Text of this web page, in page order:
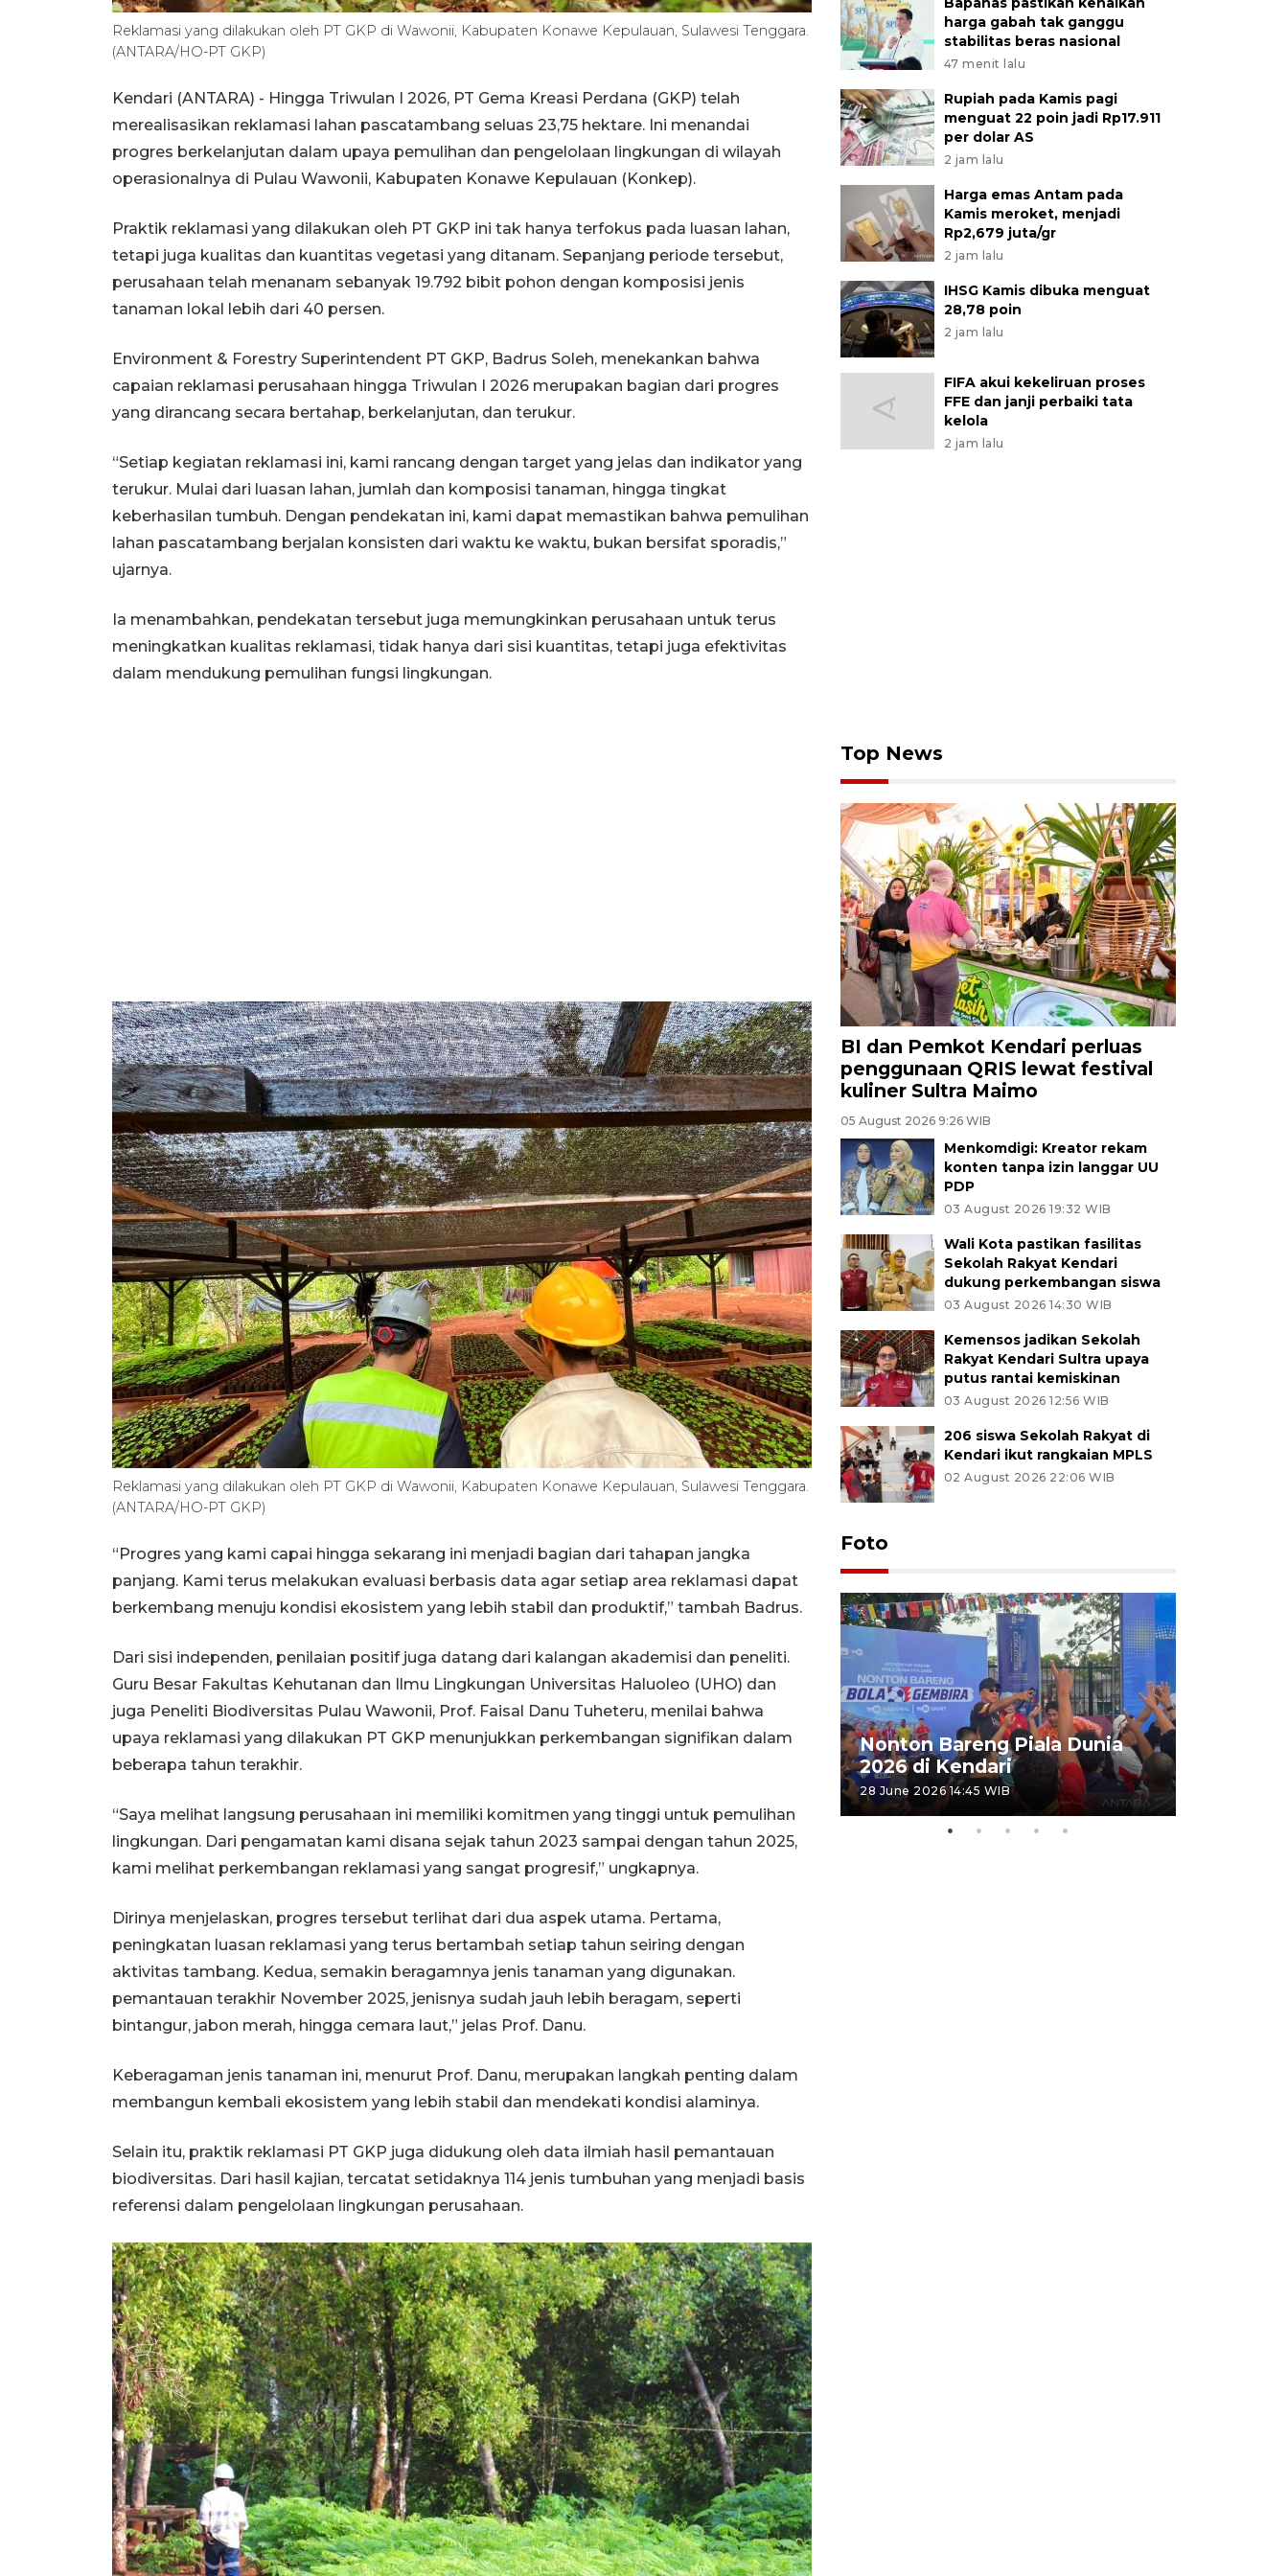
Reklamasi yang dilakukan oleh PT GKP di Wawonii, Kabupaten Konawe Kepulauan, Sulawesi Tenggara.
(ANTARA/HO-PT GKP)
Kendari (ANTARA) - Hingga Triwulan I 2026, PT Gema Kreasi Perdana (GKP) telah
merealisasikan reklamasi lahan pascatambang seluas 23,75 hektare. Ini menandai
progres berkelanjutan dalam upaya pemulihan dan pengelolaan lingkungan di wilayah
operasionalnya di Pulau Wawonii, Kabupaten Konawe Kepulauan (Konkep).
Praktik reklamasi yang dilakukan oleh PT GKP ini tak hanya terfokus pada luasan lahan,
tetapi juga kualitas dan kuantitas vegetasi yang ditanam. Sepanjang periode tersebut,
perusahaan telah menanam sebanyak 19.792 bibit pohon dengan komposisi jenis
tanaman lokal lebih dari 40 persen.
Environment & Forestry Superintendent PT GKP, Badrus Soleh, menekankan bahwa
capaian reklamasi perusahaan hingga Triwulan I 2026 merupakan bagian dari progres
yang dirancang secara bertahap, berkelanjutan, dan terukur.
“Setiap kegiatan reklamasi ini, kami rancang dengan target yang jelas dan indikator yang
terukur. Mulai dari luasan lahan, jumlah dan komposisi tanaman, hingga tingkat
keberhasilan tumbuh. Dengan pendekatan ini, kami dapat memastikan bahwa pemulihan
lahan pascatambang berjalan konsisten dari waktu ke waktu, bukan bersifat sporadis,”
ujarnya.
Ia menambahkan, pendekatan tersebut juga memungkinkan perusahaan untuk terus
meningkatkan kualitas reklamasi, tidak hanya dari sisi kuantitas, tetapi juga efektivitas
dalam mendukung pemulihan fungsi lingkungan.
Reklamasi yang dilakukan oleh PT GKP di Wawonii, Kabupaten Konawe Kepulauan, Sulawesi Tenggara.
(ANTARA/HO-PT GKP)
“Progres yang kami capai hingga sekarang ini menjadi bagian dari tahapan jangka
panjang. Kami terus melakukan evaluasi berbasis data agar setiap area reklamasi dapat
berkembang menuju kondisi ekosistem yang lebih stabil dan produktif,” tambah Badrus.
Dari sisi independen, penilaian positif juga datang dari kalangan akademisi dan peneliti.
Guru Besar Fakultas Kehutanan dan Ilmu Lingkungan Universitas Haluoleo (UHO) dan
juga Peneliti Biodiversitas Pulau Wawonii, Prof. Faisal Danu Tuheteru, menilai bahwa
upaya reklamasi yang dilakukan PT GKP menunjukkan perkembangan signifikan dalam
beberapa tahun terakhir.
“Saya melihat langsung perusahaan ini memiliki komitmen yang tinggi untuk pemulihan
lingkungan. Dari pengamatan kami disana sejak tahun 2023 sampai dengan tahun 2025,
kami melihat perkembangan reklamasi yang sangat progresif,” ungkapnya.
Dirinya menjelaskan, progres tersebut terlihat dari dua aspek utama. Pertama,
peningkatan luasan reklamasi yang terus bertambah setiap tahun seiring dengan
aktivitas tambang. Kedua, semakin beragamnya jenis tanaman yang digunakan.
pemantauan terakhir November 2025, jenisnya sudah jauh lebih beragam, seperti
bintangur, jabon merah, hingga cemara laut,” jelas Prof. Danu.
Keberagaman jenis tanaman ini, menurut Prof. Danu, merupakan langkah penting dalam
membangun kembali ekosistem yang lebih stabil dan mendekati kondisi alaminya.
Selain itu, praktik reklamasi PT GKP juga didukung oleh data ilmiah hasil pemantauan
biodiversitas. Dari hasil kajian, tercatat setidaknya 114 jenis tumbuhan yang menjadi basis
referensi dalam pengelolaan lingkungan perusahaan.
harga gabah tak ganggu
stabilitas beras nasional
47 menit lalu
Rupiah pada Kamis pagi
menguat 22 poin jadi Rp17.911
per dolar AS
2 jam lalu
Harga emas Antam pada
Kamis meroket, menjadi
Rp2,679 juta/gr
2 jam lalu
IHSG Kamis dibuka menguat
28,78 poin
2 jam lalu
FIFA akui kekeliruan proses
FFE dan janji perbaiki tata
kelola
2 jam lalu
Top News
BI dan Pemkot Kendari perluas
penggunaan QRIS lewat festival
kuliner Sultra Maimo
05 August 2026 9:26 WIB
Menkomdigi: Kreator rekam
konten tanpa izin langgar UU
PDP
03 August 2026 19:32 WIB
Wali Kota pastikan fasilitas
Sekolah Rakyat Kendari
dukung perkembangan siswa
03 August 2026 14:30 WIB
Kemensos jadikan Sekolah
Rakyat Kendari Sultra upaya
putus rantai kemiskinan
03 August 2026 12:56 WIB
206 siswa Sekolah Rakyat di
Kendari ikut rangkaian MPLS
02 August 2026 22:06 WIB
Foto
Kecelakaan kereta api di
Nonton Bareng Piala Dunia
2026 di Kendari
28 June 2026 14:45 WIB